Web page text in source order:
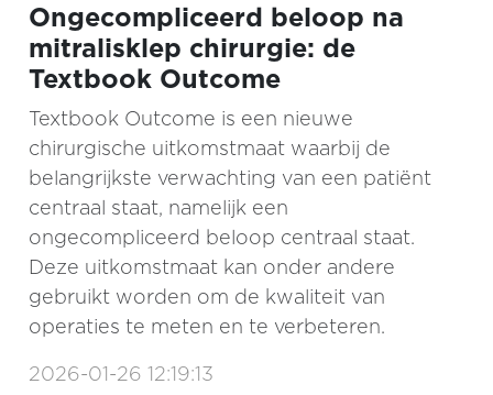
Ongecompliceerd beloop na
mitralisklep chirurgie: de
Textbook Outcome
Textbook Outcome is een nieuwe
chirurgische uitkomstmaat waarbij de
belangrijkste verwachting van een patiënt
centraal staat, namelijk een
ongecompliceerd beloop centraal staat.
Deze uitkomstmaat kan onder andere
gebruikt worden om de kwaliteit van
operaties te meten en te verbeteren.
2026-01-26 12:19:13